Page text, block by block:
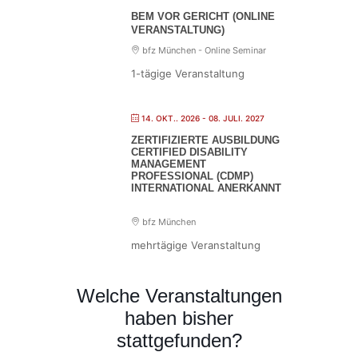
BEM VOR GERICHT (ONLINE
VERANSTALTUNG)
bfz München - Online Seminar
1-tägige Veranstaltung
14. OKT.. 2026 - 08. JULI. 2027
ZERTIFIZIERTE AUSBILDUNG
CERTIFIED DISABILITY
MANAGEMENT
PROFESSIONAL (CDMP)
INTERNATIONAL ANERKANNT
bfz München
mehrtägige Veranstaltung
Welche Veranstaltungen
haben bisher
stattgefunden?